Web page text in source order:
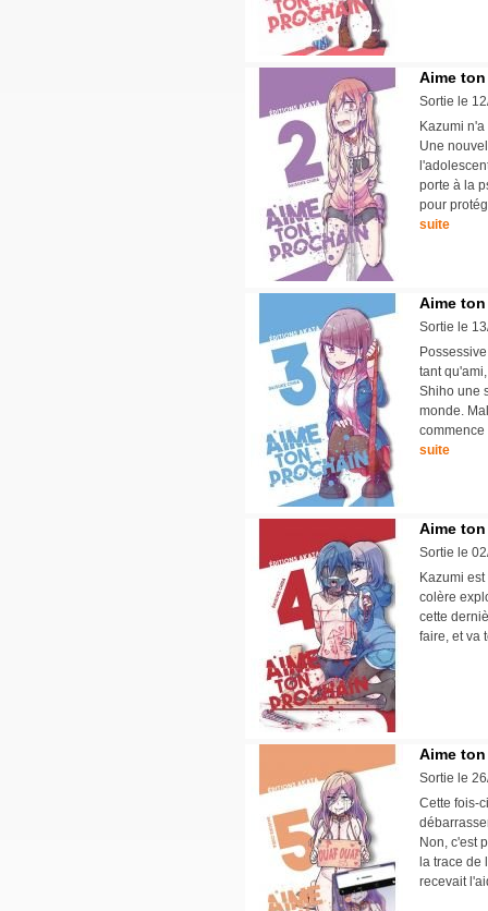
Aime
Sortie le
Kazumi
Une
porte à la
pour
suite
Aime
Sortie le
tant
Shiho une
monde.
suite
Aime
Sortie le
Kazumi
colère
cette
faire, et va
Aime
Sortie le
Cette fois-
Non, c'est
la trace de
recevait